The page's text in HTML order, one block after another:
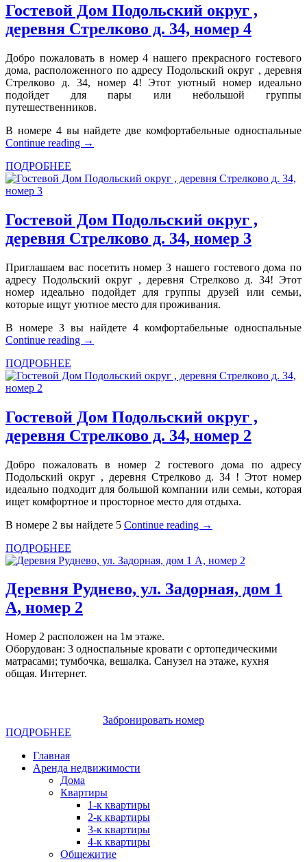
Гостевой Дом Подольский округ ,
деревня Стрелково д. 34, номер 4
Добро пожаловать в номер 4 нашего прекрасного гостевого
дома, расположенного по адресу Подольский округ , деревня
Стрелково д. 34, номер 4! Этот уютный номер идеально
подойдет для пары или небольшой группы
путешественников.
В номере 4 вы найдете две комфортабельные односпальные
Continue reading →
ПОДРОБНЕЕ
Гостевой Дом Подольский округ ,
деревня Стрелково д. 34, номер 3
Приглашаем вас посетить номер 3 нашего гостевого дома по
адресу Подольский округ , деревня Стрелково д. 34! Этот
номер идеально подойдет для группы друзей или семьи,
которые ищут уютное место для проживания.
В номере 3 вы найдете 4 комфортабельные односпальные
Continue reading →
ПОДРОБНЕЕ
Гостевой Дом Подольский округ ,
деревня Стрелково д. 34, номер 2
Добро пожаловать в номер 2 гостевого дома по адресу
Подольский округ , деревня Стрелково д. 34 ! Этот номер
идеально подходит для большой компании или семьи, которая
ищет комфортное и просторное место для отдыха.
В номере 2 вы найдете 5 Continue reading →
ПОДРОБНЕЕ
Деревня Руднево, ул. Задорная, дом 1
А, номер 2
Номер 2 расположен на 1м этаже.
Оборудован: 3 односпальные кровати с ортопедическими
матрасами; тумбочка, вешалка. Санузел на этаже, кухня
общая. Интернет.
Забронировать номер
ПОДРОБНЕЕ
Главная
Аренда недвижимости
Дома
Квартиры
1-к квартиры
2-к квартиры
3-к квартиры
4-к квартиры
Общежитие